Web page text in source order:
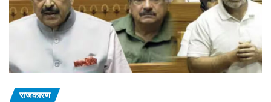
राजकारण